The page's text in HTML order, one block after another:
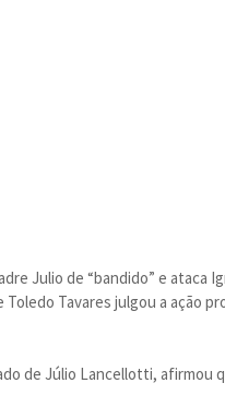
Julio de “bandido” e ataca
Toledo Tavares julgou a ação
de Júlio Lancellotti, afirmou